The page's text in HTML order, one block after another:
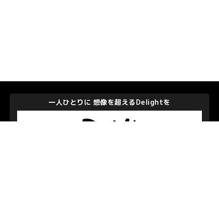
一人ひとりに 想像を超えるDelightを